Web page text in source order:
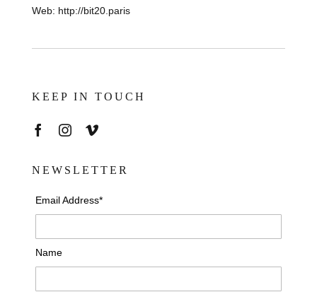
Web: http://bit20.paris
KEEP IN TOUCH
NEWSLETTER
Email Address*
Name